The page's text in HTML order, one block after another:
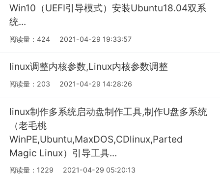
Win10（UEFI引导模式）安装Ubuntu18.04双系
统...
阅读量：424 2021-04-29 19:33:57
linux调整内核参数,Linux内核参数调整
阅读量：203 2021-04-29 14:28:26
linux制作多系统启动盘制作工具,制作U盘多系统
（老毛桃
WinPE,Ubuntu,MaxDOS,CDlinux,Parted
Magic Linux）引导工具...
阅读量：1229 2021-04-29 05:20:13